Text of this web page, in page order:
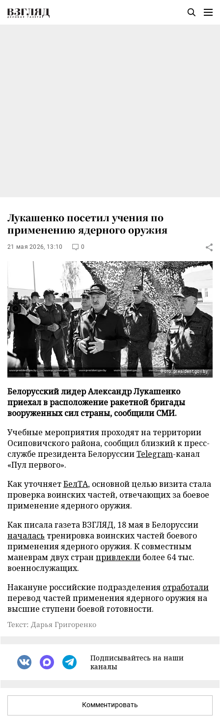
Лукашенко посетил учения по
применению ядерного оружия
21 мая 2026, 13:10 0
Фото: president.gov.by
Белорусский лидер Александр Лукашенко
приехал в расположение ракетной бригады
вооруженных сил страны, сообщили СМИ.
Учебные мероприятия проходят на территории
Осиповичского района, сообщил близкий к пресс-
службе президента БелоруссииTelegram-канал
«Пул первого».
Как уточняетБелТА, основной целью визита стала
проверка воинских частей, отвечающих за боевое
применение ядерного оружия.
Как писала газета ВЗГЛЯД, 18 мая в Белоруссии
началась тренировка воинских частей боевого
применения ядерного оружия. К совместным
маневрам двух стран привлекли более 64 тыс.
военнослужащих.
Накануне российские подразделения отработали
перевод частей применения ядерного оружия на
высшие ступени боевой готовности.
Текст: Дарья Григоренко
Подписывайтесь на наши
каналы
Комментировать